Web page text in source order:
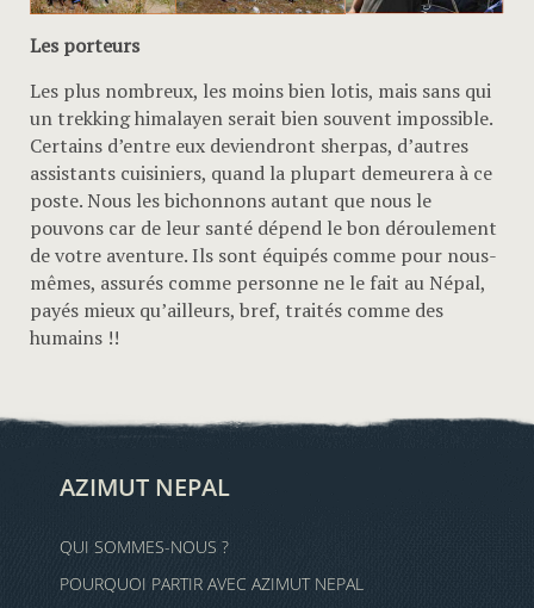
Les porteurs
Les plus nombreux, les moins bien lotis, mais sans qui
un trekking himalayen serait bien souvent impossible.
Certains d’entre eux deviendront sherpas, d’autres
assistants cuisiniers, quand la plupart demeurera à ce
poste. Nous les bichonnons autant que nous le
pouvons car de leur santé dépend le bon déroulement
de votre aventure. Ils sont équipés comme pour nous-
mêmes, assurés comme personne ne le fait au Népal,
payés mieux qu’ailleurs, bref, traités comme des
humains !!
AZIMUT NEPAL
QUI SOMMES-NOUS ?
POURQUOI PARTIR AVEC AZIMUT NEPAL